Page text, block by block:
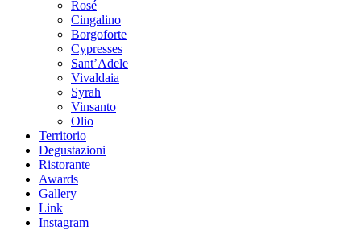
Rosé
Cingalino
Borgoforte
Cypresses
Sant’Adele
Vivaldaia
Syrah
Vinsanto
Olio
Territorio
Degustazioni
Ristorante
Awards
Gallery
Link
Instagram